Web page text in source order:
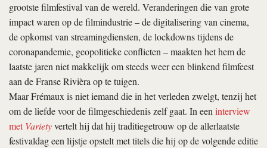
grootste filmfestival van de wereld. Veranderingen die van grote
impact waren op de filmindustrie – de digitalisering van cinema,
de opkomst van streamingdiensten, de lockdowns tijdens de
coronapandemie, geopolitieke conflicten – maakten het hem de
laatste jaren niet makkelijk om steeds weer een blinkend filmfeest
aan de Franse Rivièra op te tuigen.
Maar Frémaux is niet iemand die in het verleden zwelgt, tenzij het
om de liefde voor de filmgeschiedenis zelf gaat. In eeninterview
metVarietyvertelt hij dat hij traditiegetrouw op de allerlaatste
festivaldag een lijstje opstelt met titels die hij op de volgende editie